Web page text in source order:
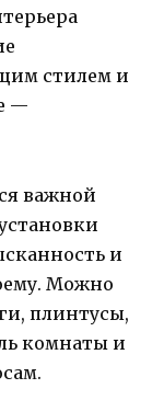
стилем и
—
важной
и
Можно
плинтусы,
комнаты и